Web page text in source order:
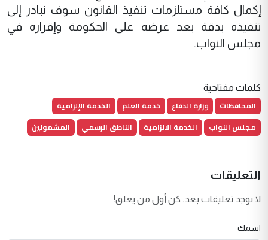
إكمال كافة مستلزمات تنفيذ القانون سوف نبادر إلى
تنفيذه بدقة بعد عرضه على الحكومة وإقراره في
مجلس النواب.
كلمات مفتاحية
المحافظات وزارة الدفاع خدمة العلم
الخدمة الإلزامية
مجلس النواب
الخدمة الالزامية الناطق الرسمي المشمولين
التعليقات
لا توجد تعليقات بعد. كن أول من يعلق!
اسمك